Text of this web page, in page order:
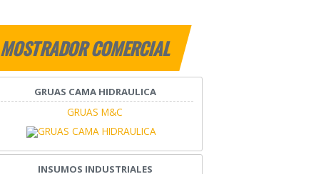
MOSTRADOR COMERCIAL
GRUAS CAMA HIDRAULICA
GRUAS M&C
INSUMOS INDUSTRIALES